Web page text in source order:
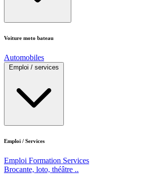
Voiture moto bateau
Automobiles
Emploi / services
Emploi / Services
Emploi Formation Services
Brocante, loto, théâtre ..